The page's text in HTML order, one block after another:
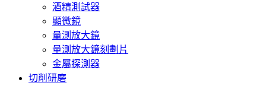
酒精測試器
顯微鏡
量測放大鏡
量測放大鏡刻劃片
金屬探測器
切削研磨